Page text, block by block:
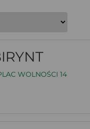
WOLNOŚCI 14